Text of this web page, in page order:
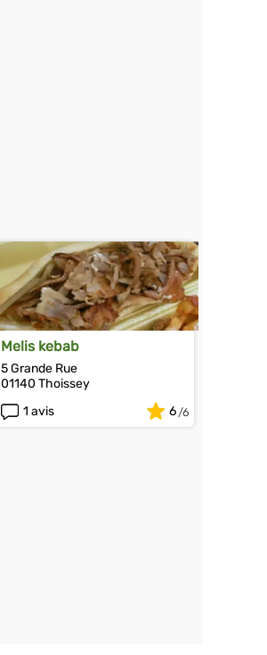
Melis kebab
5 Grande Rue
01140 Thoissey
1 avis
6